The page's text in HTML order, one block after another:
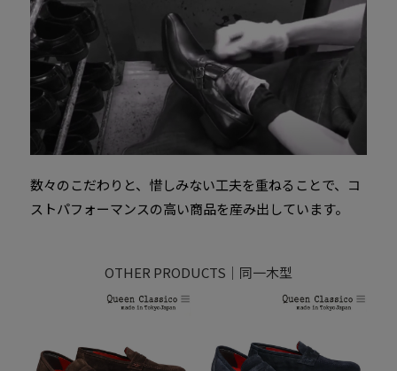
数々のこだわりと、惜しみない工夫を重ねることで、コ
ストパフォーマンスの高い商品を産み出しています。
OTHER PRODUCTS｜同一木型